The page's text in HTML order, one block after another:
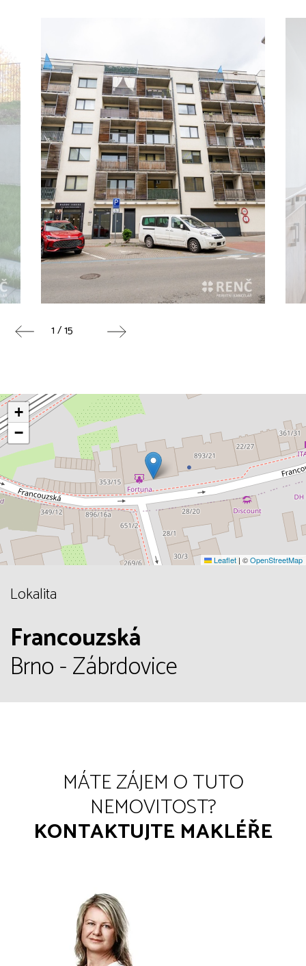
1 / 15
+
−
Leaflet | ©OpenStreetMap
Lokalita
Francouzská
Brno - Zábrdovice
MÁTE ZÁJEM O TUTO
NEMOVITOST?
KONTAKTUJTE MAKLÉŘE